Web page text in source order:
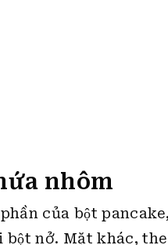
phần kỹ trước
nhé.